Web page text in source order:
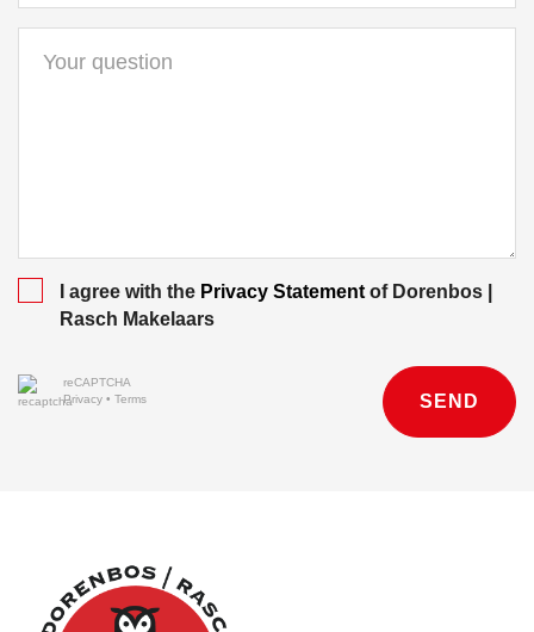
I agree with the Privacy Statement of Dorenbos |
Rasch Makelaars
reCAPTCHA
Privacy • Terms SEND